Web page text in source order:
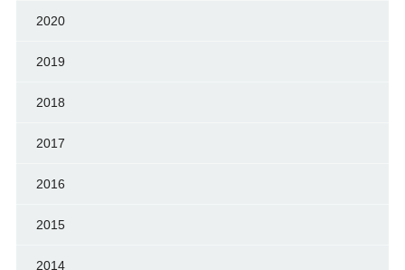
2020
2019
2018
2017
2016
2015
2014